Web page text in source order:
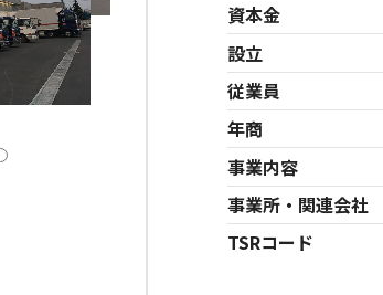
資本金
設立
従業員
年商
事業内容
事業所・関連会社
TSRコード